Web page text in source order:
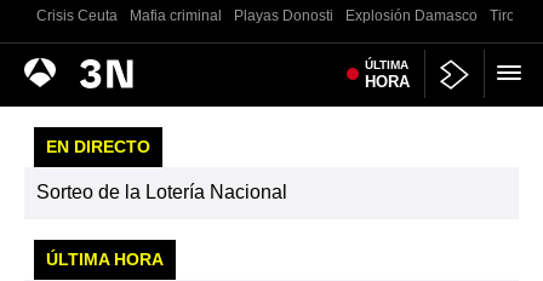
Crisis Ceuta Mafia criminal Playas Donosti Explosión Damasco Tiroteo
Antena
3
Noticias ÚLTIMA
HORA
EN DIRECTO
Sorteo de la Lotería Nacional
ÚLTIMA HORA